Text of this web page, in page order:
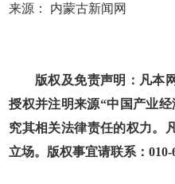
来源： 内蒙古新闻网
版权及免责声明：凡本网
授权并注明来源“中国产业
究其相关法律责任的权力。
立场。版权事宜请联系：010-